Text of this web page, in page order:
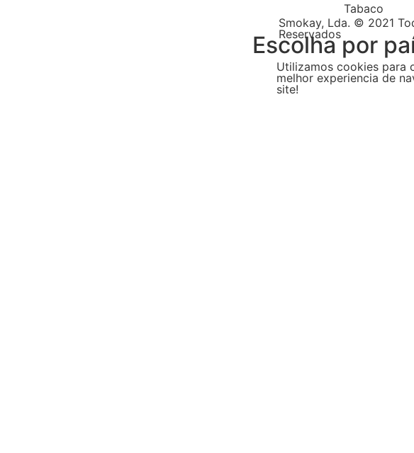
Tabaco
Escolha por
Smokay, Lda. © 2021
Reservados
Utilizamos cookies para
melhor experiencia de
site!